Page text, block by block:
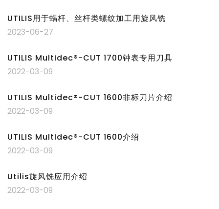
UTILIS用于蜗杆、丝杆类螺纹加工用旋风铣
2023-06-27
UTILIS Multidec®-CUT 1700钟表专用刀具
2022-03-09
UTILIS Multidec®-CUT 1600非标刀片介绍
2022-03-09
UTILIS Multidec®-CUT 1600介绍
2022-03-09
Utilis旋风铣应用介绍
2022-03-09